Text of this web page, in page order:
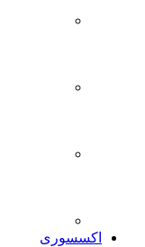
اکسسوری